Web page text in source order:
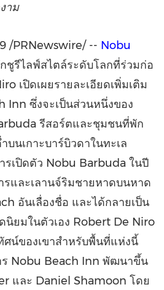
าม
/PRNewswire/ -- Nobu
รีไลฟ์สไตล์ระดับโลกที่ร่วมก่อ
เปิดเผยรายละเอียดเพิ่มเติม
Inn ซึ่งจะเป็นส่วนหนึ่งของ
รีสอร์ตและชุมชนที่พัก
นเกาะบาร์บิวดาในทะเล
รเปิดตัว Nobu Barbuda ในปี
รและเลานจ์ริมชายหาดบนหาด
อันเลื่องชื่อ และได้กลายเป็น
นิยมในตัวเอง Robert De Niro
ศน์ของเขาสำหรับพื้นที่แห่งนี้
ร Nobu Beach Inn พัฒนาขึ้น
และ Daniel Shamoon โดย